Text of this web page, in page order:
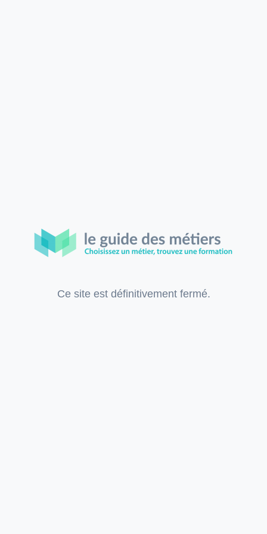
Ce site est définitivement fermé.